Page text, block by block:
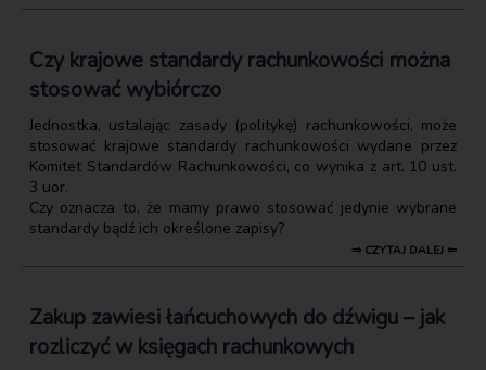
Czy krajowe standardy rachunkowości można
stosować wybiórczo
Jednostka, ustalając zasady (politykę) rachunkowości, może
stosować krajowe standardy rachunkowości wydane przez
Komitet Standardów Rachunkowości, co wynika z art. 10 ust.
3 uor.
Czy oznacza to, że mamy prawo stosować jedynie wybrane
standardy bądź ich określone zapisy?
⇒ CZYTAJ DALEJ ⇐
Zakup zawiesi łańcuchowych do dźwigu – jak
rozliczyć w księgach rachunkowych